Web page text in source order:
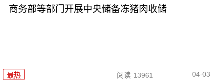
商务部等部门开展中央储备冻猪肉收储
最热 阅读 13961 04-03